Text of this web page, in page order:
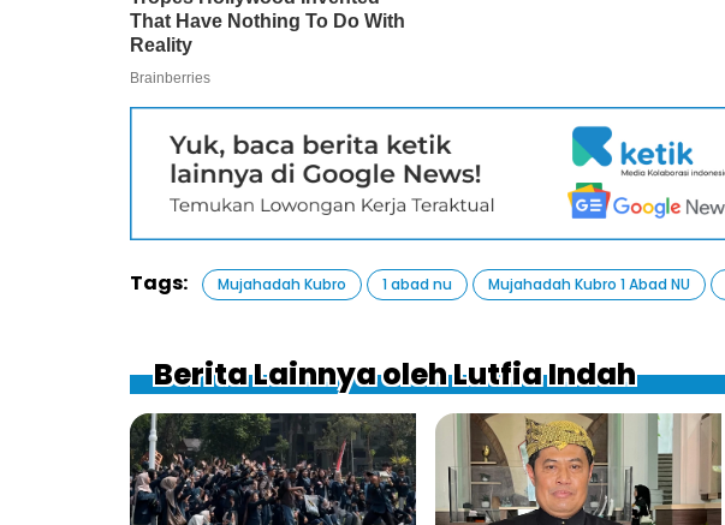
Tags: Mujahadah Kubro 1 abad nu Mujahadah Kubro 1 Abad NU
Berita Lainnya oleh Lutfia Indah